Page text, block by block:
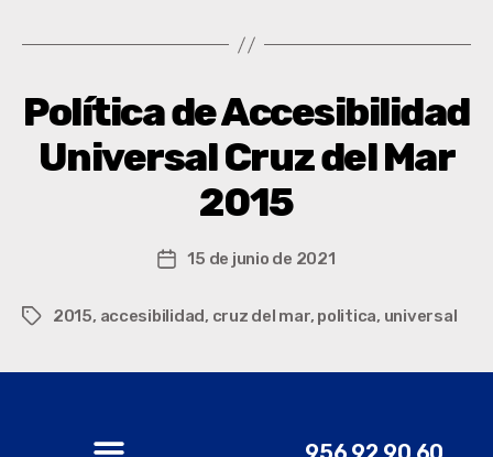
Política de Accesibilidad
Universal Cruz del Mar
2015
15 de junio de 2021
2015, accesibilidad , cruz del mar, politica, universal